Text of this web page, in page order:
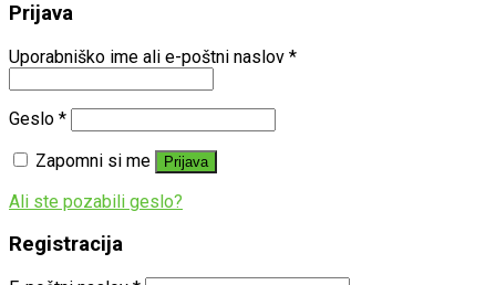
Prijava
Uporabniško ime ali e-poštni naslov *
Geslo *
Zapomni si me
Prijava
Ali ste pozabili geslo?
Registracija